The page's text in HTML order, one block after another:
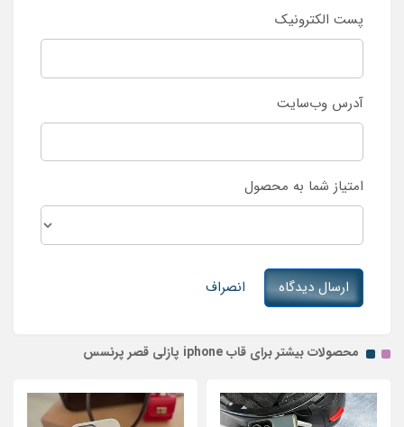
پست الکترونیک
آدرس وب‌سایت
امتیاز شما به محصول
ارسال دیدگاه انصراف
محصولات بیشتر برای قاب iphone پازلی قصر پرنسس